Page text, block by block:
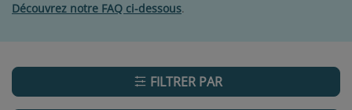
Découvrez notre FAQ ci-dessous.
FILTRER PAR